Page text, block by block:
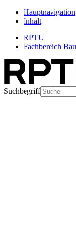
Hauptnavigation
Inhalt
RPTU
Fachbereich
Suchbegriff